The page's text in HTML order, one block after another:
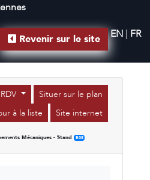
Revenir sur le site EN | FR
Situer sur le plan
Site internet
à la liste
Mécaniques - Stand B08